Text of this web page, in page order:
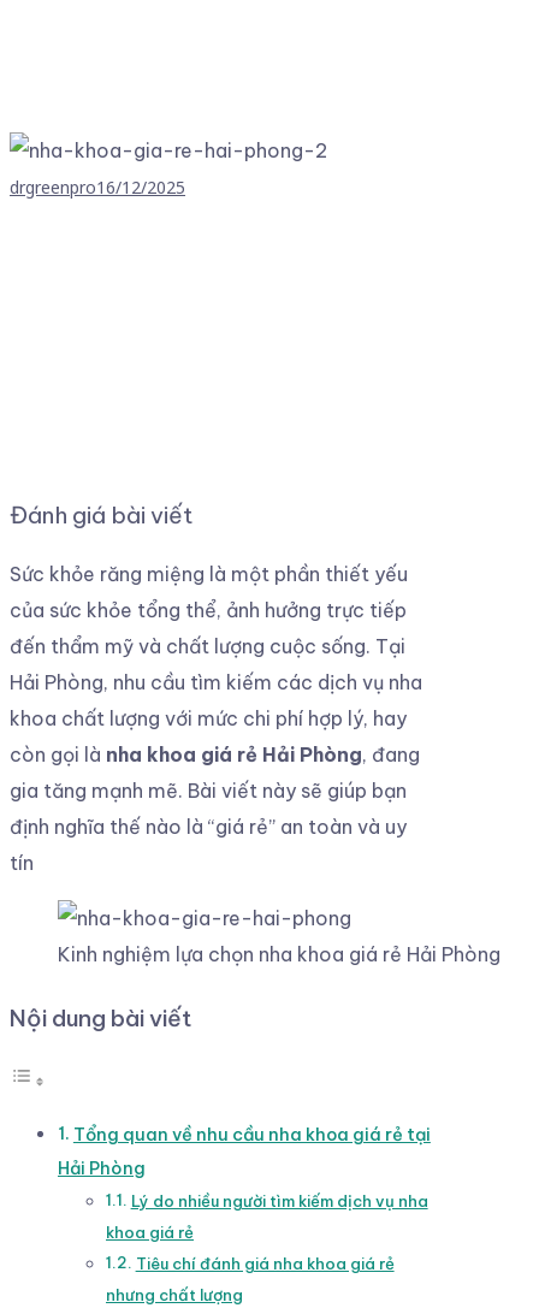
drgreenpro16/12/2025
Đánh giá bài viết
Sức khỏe răng miệng là một phần thiết yếu
của sức khỏe tổng thể, ảnh hưởng trực tiếp
đến thẩm mỹ và chất lượng cuộc sống. Tại
Hải Phòng, nhu cầu tìm kiếm các dịch vụ nha
khoa chất lượng với mức chi phí hợp lý, hay
còn gọi là nha khoa giá rẻ Hải Phòng, đang
gia tăng mạnh mẽ. Bài viết này sẽ giúp bạn
định nghĩa thế nào là “giá rẻ” an toàn và uy
tín
Kinh nghiệm lựa chọn nha khoa giá rẻ Hải Phòng
Nội dung bài viết
Tổng quan về nhu cầu nha khoa giá rẻ tại
Hải Phòng
Lý do nhiều người tìm kiếm dịch vụ nha
khoa giá rẻ
Tiêu chí đánh giá nha khoa giá rẻ
nhưng chất lượng